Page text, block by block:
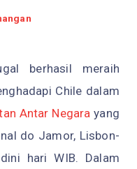
berhasil meraih
Chile dalam
Antar Negara yang
do Jamor, Lisbon-
hari WIB. Dalam